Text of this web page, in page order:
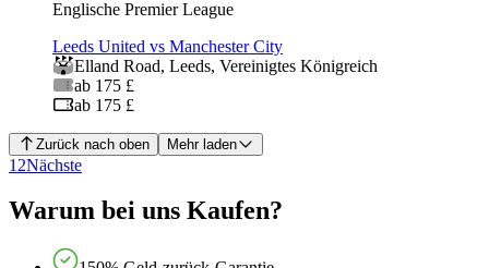
Englische Premier League
Leeds United vs Manchester City
Elland Road, Leeds, Vereinigtes Königreich
ab 175 £
ab 175 £
Zurück nach oben Mehr laden
1 2Nächste
Warum bei uns Kaufen?